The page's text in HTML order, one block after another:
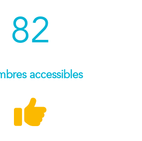
82
accessibles
